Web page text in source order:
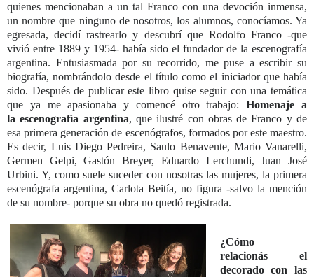
quienes mencionaban a un tal Franco con una devoción inmensa,
un nombre que ninguno de nosotros, los alumnos, conocíamos. Ya
egresada, decidí rastrearlo y descubrí que Rodolfo Franco -que
vivió entre 1889 y 1954- había sido el fundador de la escenografía
argentina. Entusiasmada por su recorrido, me puse a escribir su
biografía, nombrándolo desde el título como el iniciador que había
sido. Después de publicar este libro quise seguir con una temática
que ya me apasionaba y comencé otro trabajo:Homenaje a
la escenografía argentina, que ilustré con obras de Franco y de
esa primera generación de escenógrafos, formados por este maestro.
Es decir, Luis Diego Pedreira, Saulo Benavente, Mario Vanarelli,
Germen Gelpi, Gastón Breyer, Eduardo Lerchundi, Juan José
Urbini. Y, como suele suceder con nosotras las mujeres, la primera
escenógrafa argentina, Carlota Beitía, no figura -salvo la mención
de su nombre- porque su obra no quedó registrada.
¿Cómo
relacionás el
decorado con las